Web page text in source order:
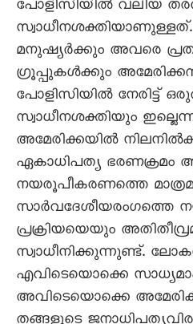
പോളിസിയിൽ വലിയ
മനുഷ്യർക്കും അവരെ
ഗ്രൂപ്പുകൾക്കും
പോളിസിയിൽ നേരിട്ട്‌
സ്വാധീനശക്തിയും
അമേരിക്കയിൽ
ഏകാധിപത്യ ഭരണക്രമം
നയരൂപീകരണത്തെ
സാർവദേശീയരംഗത്തെ
പ്രക്രിയയെയും
സ്വാധീനിക്കുന്നുണ്ട്.
എവിടെയൊക്കെ
അവിടെയൊക്കെ